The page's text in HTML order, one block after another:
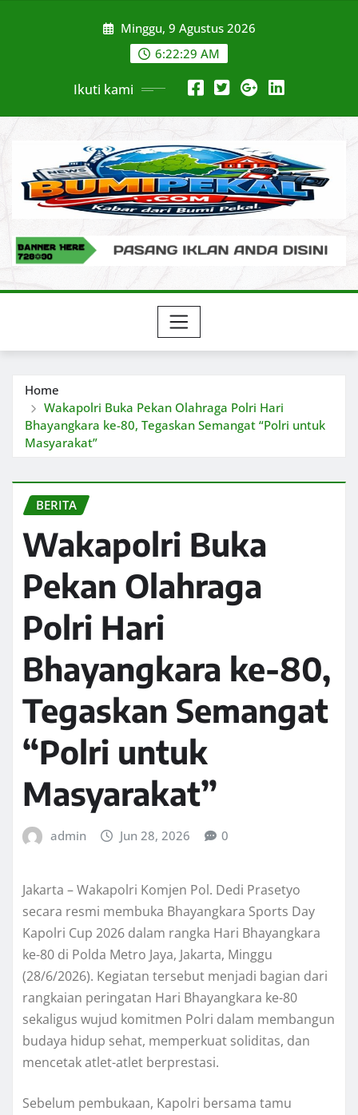
Minggu, 9 Agustus 2026
6:22:30 AM
Ikuti kami
Home
Wakapolri Buka Pekan Olahraga Polri Hari
Bhayangkara ke-80, Tegaskan Semangat “Polri untuk
Masyarakat”
BERITA
Wakapolri Buka
Pekan Olahraga
Polri Hari
Bhayangkara ke-80,
Tegaskan Semangat
“Polri untuk
Masyarakat”
admin Jun 28, 2026 0
Jakarta – Wakapolri Komjen Pol. Dedi Prasetyo
secara resmi membuka Bhayangkara Sports Day
Kapolri Cup 2026 dalam rangka Hari Bhayangkara
ke-80 di Polda Metro Jaya, Jakarta, Minggu
(28/6/2026). Kegiatan tersebut menjadi bagian dari
rangkaian peringatan Hari Bhayangkara ke-80
sekaligus wujud komitmen Polri dalam membangun
budaya hidup sehat, memperkuat soliditas, dan
mencetak atlet-atlet berprestasi.
Sebelum pembukaan, Kapolri bersama tamu